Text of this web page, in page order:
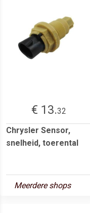
€ 13.32
Chrysler Sensor,
snelheid, toerental
Meerdere shops